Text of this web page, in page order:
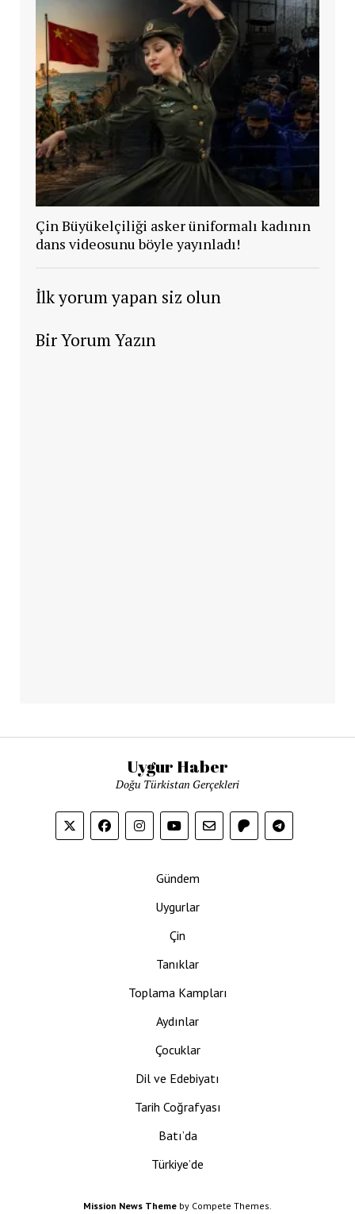
Çin Büyükelçiliği asker üniformalı kadının
dans videosunu böyle yayınladı!
İlk yorum yapan siz olun
Bir Yorum Yazın
Uygur Haber
Doğu Türkistan Gerçekleri
Gündem
Uygurlar
Çin
Tanıklar
Toplama Kampları
Aydınlar
Çocuklar
Dil ve Edebiyatı
Tarih Coğrafyası
Batı’da
Türkiye’de
Mission News Theme by Compete Themes.